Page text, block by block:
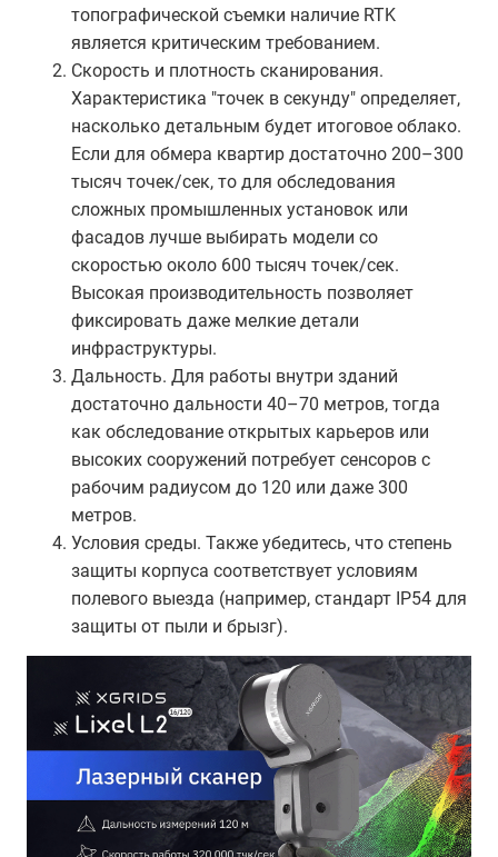
топографической съемки наличие RTK
является критическим требованием.
Скорость и плотность сканирования.
Характеристика "точек в секунду" определяет,
насколько детальным будет итоговое облако.
Если для обмера квартир достаточно 200–300
тысяч точек/сек, то для обследования
сложных промышленных установок или
фасадов лучше выбирать модели со
скоростью около 600 тысяч точек/сек.
Высокая производительность позволяет
фиксировать даже мелкие детали
инфраструктуры.
Дальность. Для работы внутри зданий
достаточно дальности 40–70 метров, тогда
как обследование открытых карьеров или
высоких сооружений потребует сенсоров с
рабочим радиусом до 120 или даже 300
метров.
Условия среды. Также убедитесь, что степень
защиты корпуса соответствует условиям
полевого выезда (например, стандарт IP54 для
защиты от пыли и брызг).